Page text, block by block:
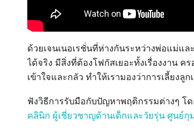
ด้วยเจนเนอเรชั่นที่ห่างกันระหว่างพ่อแม่แ
ได้จริง มีสิ่งที่ต้องโฟกัสเยอะทั้งเรื่องงาน ค
เข้าใจและกลัว ทำให้เรามองว่าการเลี้ยง
ฟังวิธีการรับมือกับปัญหาพฤติกรรมต่างๆ โ
คลินิก ผู้เชี่ยวชาญด้านเด็กและวัยรุ่น ศูนย์กุ